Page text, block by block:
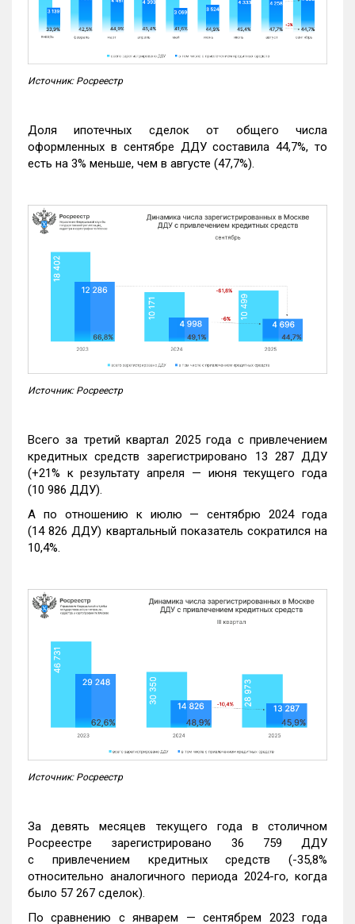
Источник: Росреестр
Доля ипотечных сделок от общего числа
оформленных в сентябре ДДУ составила 44,7%, то
есть на 3% меньше, чем в августе (47,7%).
Источник: Росреестр
Всего за третий квартал 2025 года с привлечением
кредитных средств зарегистрировано 13 287 ДДУ
(+21% к результату апреля — июня текущего года
(10 986 ДДУ).
А по отношению к июлю — сентябрю 2024 года
(14 826 ДДУ) квартальный показатель сократился на
10,4%.
Источник: Росреестр
За девять месяцев текущего года в столичном
Росреестре зарегистрировано 36 759 ДДУ
с привлечением кредитных средств (-35,8%
относительно аналогичного периода 2024-го, когда
было 57 267 сделок).
По сравнению с январем — сентябрем 2023 года